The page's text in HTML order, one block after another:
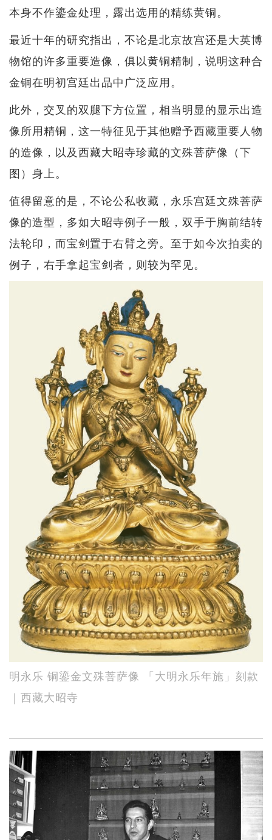
本身不作鎏金处理，露出选用的精练黄铜。
最近十年的研究指出，不论是北京故宫还是大英博
物馆的许多重要造像，俱以黄铜精制，说明这种合
金铜在明初宫廷出品中广泛应用。
此外，交叉的双腿下方位置，相当明显的显示出造
像所用精铜，这一特征见于其他赠予西藏重要人物
的造像，以及西藏大昭寺珍藏的文殊菩萨像（下
图）身上。
值得留意的是，不论公私收藏，永乐宫廷文殊菩萨
像的造型，多如大昭寺例子一般，双手于胸前结转
法轮印，而宝剑置于右臂之旁。至于如今次拍卖的
例子，右手拿起宝剑者，则较为罕见。
明永乐 铜鎏金文殊菩萨像 「大明永乐年施」刻款
｜西藏大昭寺